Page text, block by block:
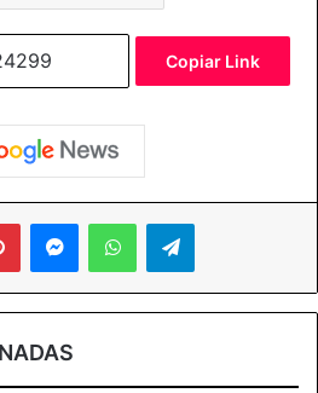
Copiar Link